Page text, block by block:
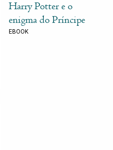
Harry Potter e o
enigma do Príncipe
EBOOK